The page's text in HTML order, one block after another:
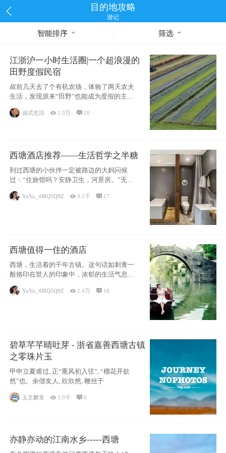
目的地攻略
游记
智能排序 筛选
江浙沪一小时生活圈|一个超浪漫的
田野度假民宿
叔前几天去了个有机农场，体验了两天农夫
生活，发现原来“田野”也能成为度假的主旋
律。江
叔式生活  1.0万 20
西塘酒店推荐——生活哲学之半糖
到过西塘的小伙伴一定被路边的大妈问候
过：“住旅馆吗？安静卫生，河景房。”无意
YoYo_4J8Q5Q9Z 9.5千  17
西塘值得一住的酒店
西塘，生活着的千年古镇。这句话如刺青一
般烙印在世人的印象中，浓郁的生活气息，
小桥流水
YoYo_4J8Q5Q9Z  1.4万  18
碧草芊芊晴吐芽 - 浙省嘉善西塘古镇
之零珠片玉
甲申立夏甫过, 正“熏风初入弦”, “榴花开欲
然”也。余偕友人, 欣欣然, 鞭丝于
玉文麟章  3.0千 0
亦静亦动的江南水乡-----西塘